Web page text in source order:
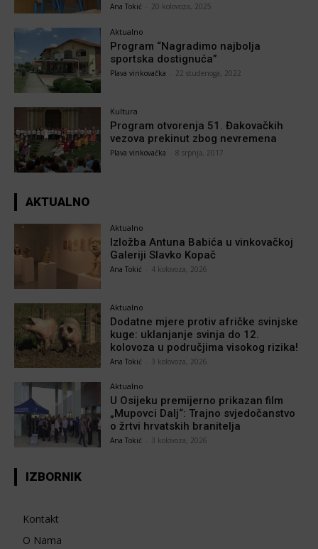
Ana Tokić 20 kolovoza, 2025
Aktualno
Program “Nagradimo najbolja
sportska dostignuća”
Plava vinkovačka 22 studenoga, 2022
Kultura
Program otvorenja 51. Đakovačkih
vezova prekinut zbog nevremena
Plava vinkovačka 8 srpnja, 2017
AKTUALNO
Aktualno
Izložba Antuna Babića u vinkovačkoj
Galeriji Slavko Kopač
Ana Tokić 4 kolovoza, 2026
Aktualno
Dodatne mjere protiv afričke svinjske
kuge: uklanjanje svinja do 12.
kolovoza u područjima visokog rizika!
Ana Tokić 3 kolovoza, 2026
Aktualno
U Osijeku premijerno prikazan film
„Mupovci Dalj“: Trajno svjedočanstvo
o žrtvi hrvatskih branitelja
Ana Tokić 3 kolovoza, 2026
IZBORNIK
Kontakt
O Nama